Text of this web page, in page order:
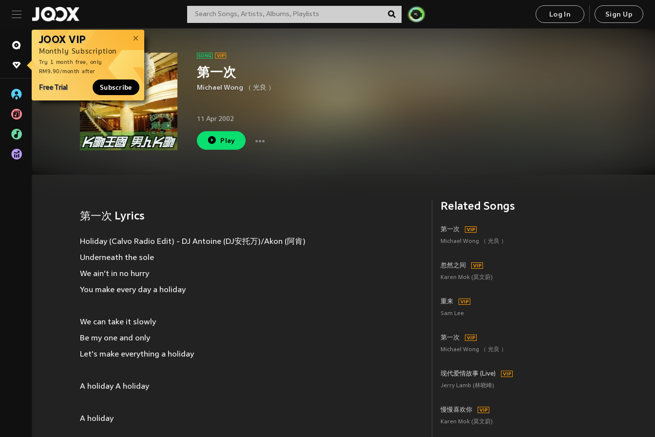
Log In Sign Up
JOOX VIP
Monthly Subscription
Try 1 month free, only
RM9.90/month after
Free Trial Subscribe
第一次
Michael Wong （ 光良 ）
11 Apr 2002
Play
第一次 Lyrics
Holiday (Calvo Radio Edit) - DJ Antoine (DJ安托万)/Akon (阿肯)
Underneath the sole
We ain't in no hurry
You make every day a holiday
We can take it slowly
Be my one and only
Let's make everything a holiday
A holiday A holiday
A holiday
Related Songs
第一次
Michael Wong （ 光良 ）
忽然之间
Karen Mok (莫文蔚)
重来
Sam Lee
第一次
Michael Wong （ 光良 ）
现代爱情故事 (Live)
Jerry Lamb (林晓峰)
慢慢喜欢你
Karen Mok (莫文蔚)